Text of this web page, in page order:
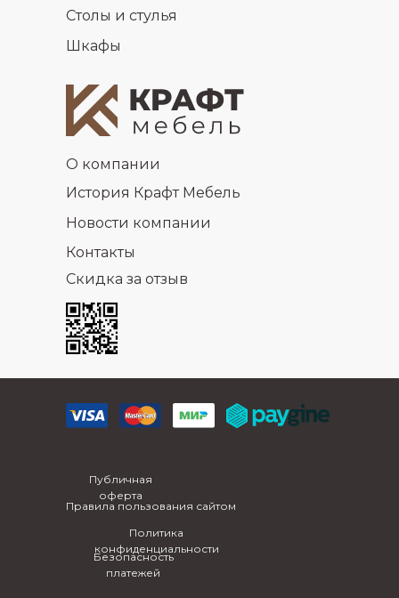
Столы и стулья
Шкафы
О компании
История Крафт Мебель
Новости компании
Контакты
Скидка за отзыв
Публичная
оферта
Правила пользования сайтом
Политика
конфиденциальности
Безопасность
платежей